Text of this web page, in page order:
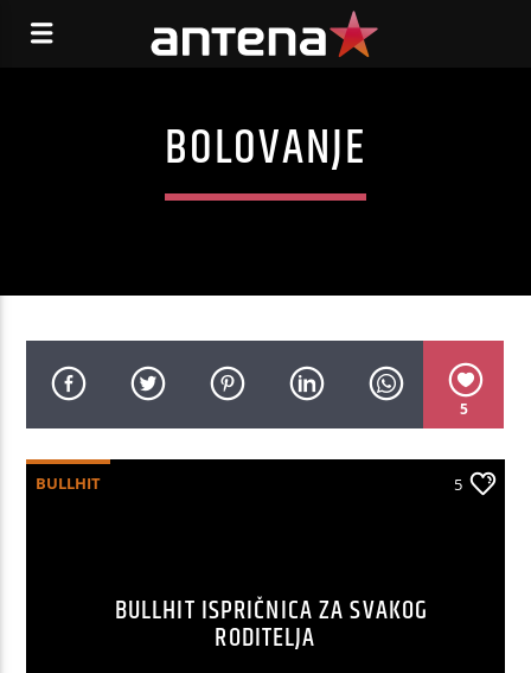
BOLOVANJE
5
BULLHIT 5
BULLHIT ISPRIČNICA ZA SVAKOG
RODITELJA